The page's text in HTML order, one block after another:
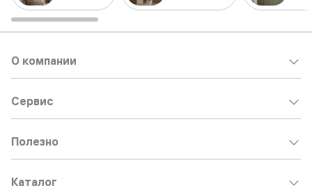
О компании
Сервис
Полезно
Каталог